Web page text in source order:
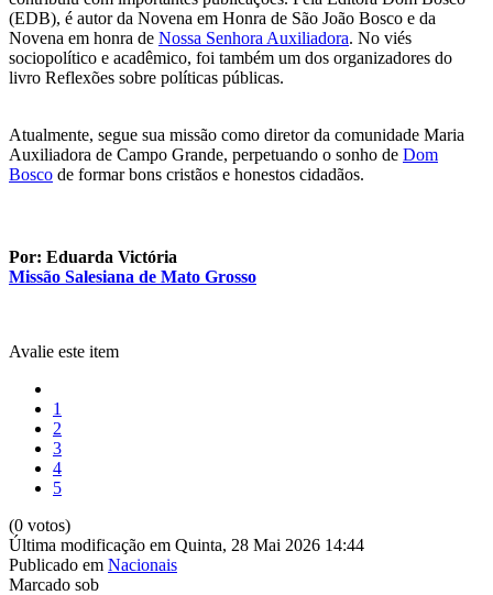
(EDB), é autor da Novena em Honra de São João Bosco e da
Novena em honra de Nossa Senhora Auxiliadora. No viés
sociopolítico e acadêmico, foi também um dos organizadores do
livro Reflexões sobre políticas públicas.
Atualmente, segue sua missão como diretor da comunidade Maria
Auxiliadora de Campo Grande, perpetuando o sonho de Dom
Bosco de formar bons cristãos e honestos cidadãos.
Por: Eduarda Victória
Missão Salesiana de Mato Grosso
Avalie este item
1
2
3
4
5
(0 votos)
Última modificação em Quinta, 28 Mai 2026 14:44
Publicado em Nacionais
Marcado sob